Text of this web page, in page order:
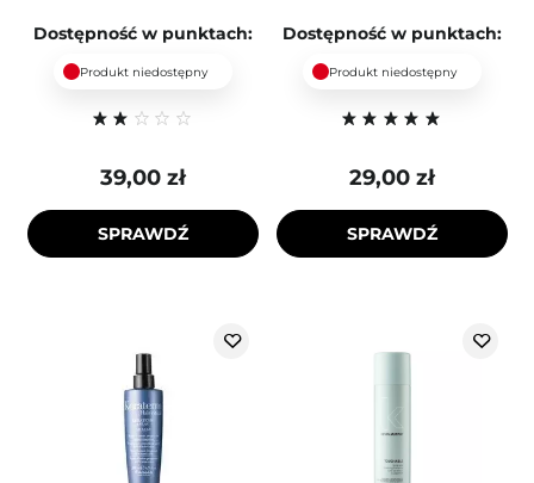
Dostępność w punktach:
Produkt niedostępny
39,00 zł
SPRAWDŹ
Dostępność w punktach:
Produkt niedostępny
29,00 zł
SPRAWDŹ